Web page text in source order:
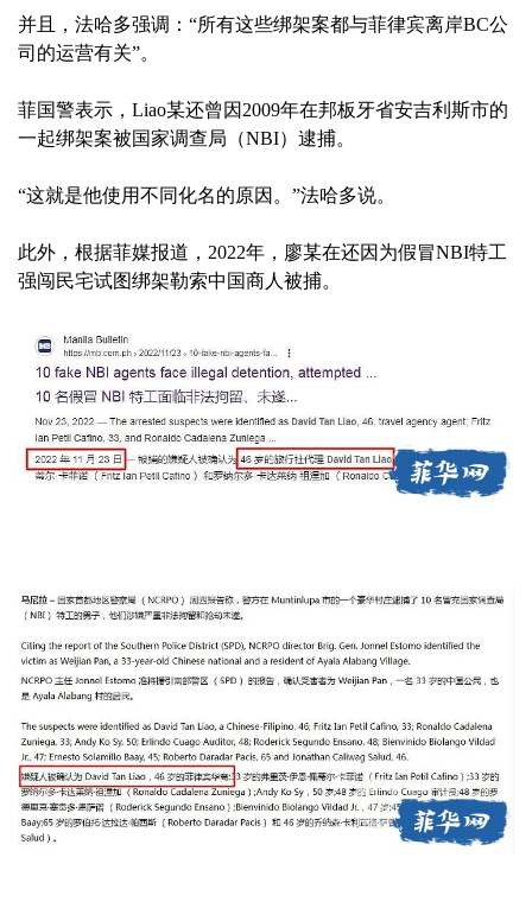
并且，法哈多强调：“所有这些绑架案都与菲律宾离岸BC公
司的运营有关”。
菲国警表示，Liao某还曾因2009年在邦板牙省安吉利斯市的
一起绑架案被国家调查局（NBI）逮捕。
“这就是他使用不同化名的原因。”法哈多说。
此外，根据菲媒报道，2022年，廖某在还因为假冒NBI特工
强闯民宅试图绑架勒索中国商人被捕。